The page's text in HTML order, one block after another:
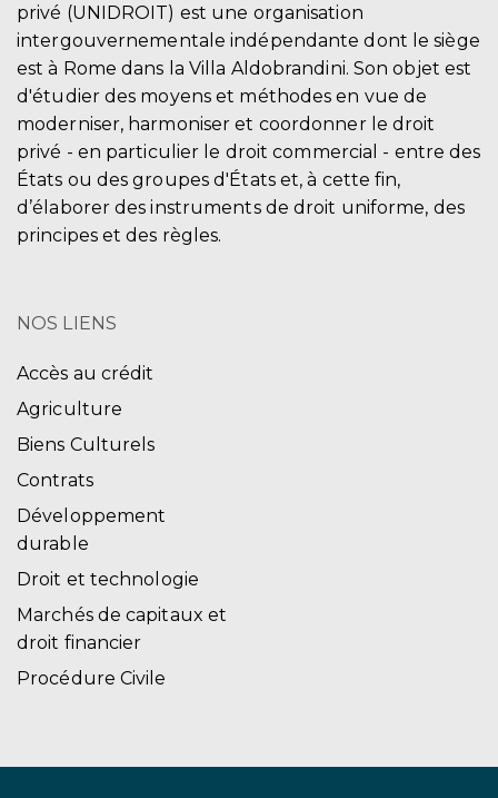
privé (UNIDROIT) est une organisation
intergouvernementale indépendante dont le siège
est à Rome dans la Villa Aldobrandini. Son objet est
d'étudier des moyens et méthodes en vue de
moderniser, harmoniser et coordonner le droit
privé - en particulier le droit commercial - entre des
États ou des groupes d'États et, à cette fin,
d’élaborer des instruments de droit uniforme, des
principes et des règles.
NOS LIENS
Accès au crédit
Agriculture
Biens Culturels
Contrats
Développement
durable
Droit et technologie
Marchés de capitaux et
droit financier
Procédure Civile